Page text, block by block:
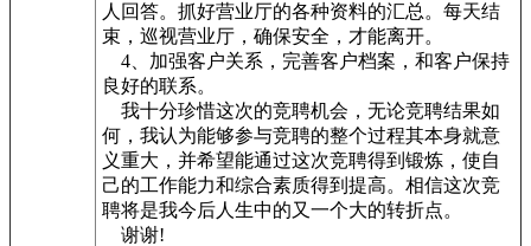
人回答。抓好营业厅的各种资料的汇总。每天结
束，巡视营业厅，确保安全，才能离开。
4、加强客户关系，完善客户档案，和客户保持
良好的联系。
我十分珍惜这次的竞聘机会，无论竞聘结果如
何，我认为能够参与竞聘的整个过程其本身就意
义重大，并希望能通过这次竞聘得到锻炼，使自
己的工作能力和综合素质得到提高。相信这次竞
聘将是我今后人生中的又一个大的转折点。
谢谢!